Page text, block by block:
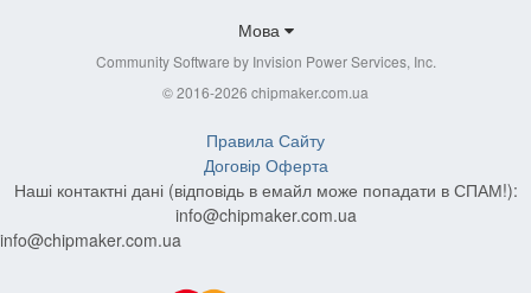
Мова
Community Software by Invision Power Services, Inc.
© 2016-2026 chipmaker.com.ua
Правила Сайту
Договір Оферта
Наші контактні дані (відповідь в емайл може попадати в СПАМ!):
info@chipmaker.com.ua
info@chipmaker.com.ua